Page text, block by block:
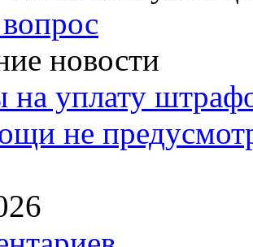
новости
на уплату
не